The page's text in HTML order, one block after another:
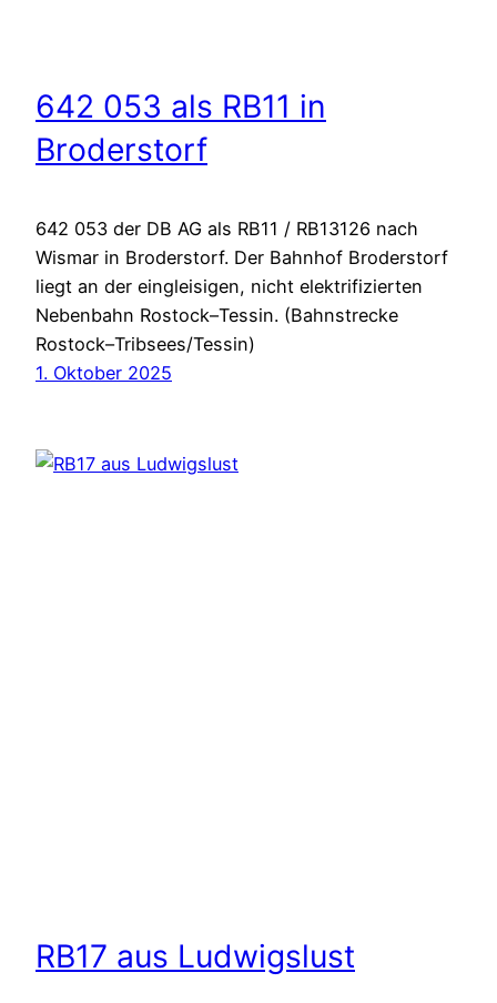
642 053 als RB11 in
Broderstorf
642 053 der DB AG als RB11 / RB13126 nach
Wismar in Broderstorf. Der Bahnhof Broderstorf
liegt an der eingleisigen, nicht elektrifizierten
Nebenbahn Rostock–Tessin. (Bahnstrecke
Rostock–Tribsees/Tessin)
1. Oktober 2025
RB17 aus Ludwigslust